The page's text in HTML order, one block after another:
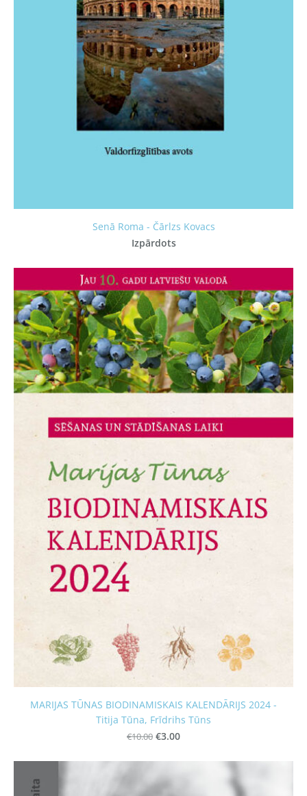
Senā Roma - Čārlzs Kovacs
Izpārdots
MARIJAS TŪNAS BIODINAMISKAIS KALENDĀRIJS 2024 -
Titija Tūna, Frīdrihs Tūns
€10.00 €3.00